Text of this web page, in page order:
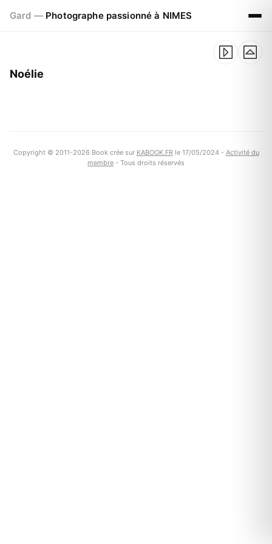
Gard — Photographe passionné à NIMES
Noélie
Copyright © 2011-2026 Book crée sur KABOOK.FRle 17/05/2024 - Activité du
membre - Tous droits réservés